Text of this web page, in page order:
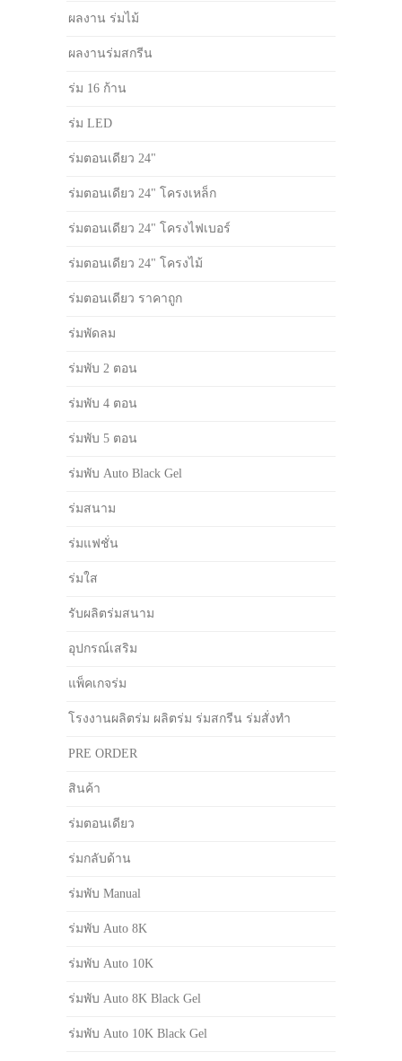
ผลงาน ร่มไม้
ผลงานร่มสกรีน
ร่ม 16 ก้าน
ร่ม LED
ร่มตอนเดียว 24"
ร่มตอนเดียว 24" โครงเหล็ก
ร่มตอนเดียว 24" โครงไฟเบอร์
ร่มตอนเดียว 24" โครงไม้
ร่มตอนเดียว ราคาถูก
ร่มพัดลม
ร่มพับ 2 ตอน
ร่มพับ 4 ตอน
ร่มพับ 5 ตอน
ร่มพับ Auto Black Gel
ร่มสนาม
ร่มแฟชั่น
ร่มใส
รับผลิตร่มสนาม
อุปกรณ์เสริม
แพ็คเกจร่ม
โรงงานผลิตร่ม ผลิตร่ม ร่มสกรีน ร่มสั่งทำ
PRE ORDER
สินค้า
ร่มตอนเดียว
ร่มกลับด้าน
ร่มพับ Manual
ร่มพับ Auto 8K
ร่มพับ Auto 10K
ร่มพับ Auto 8K Black Gel
ร่มพับ Auto 10K Black Gel